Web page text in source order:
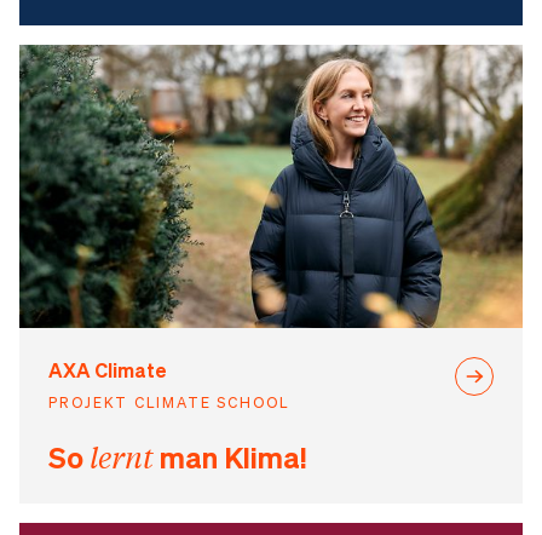
AXA Climate
PROJEKT CLIMATE SCHOOL
Solerntman Klima!